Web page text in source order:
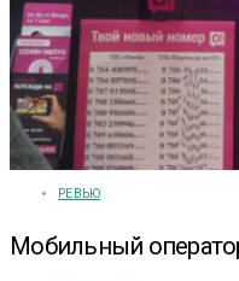
РЕВЬЮ
Мобильный